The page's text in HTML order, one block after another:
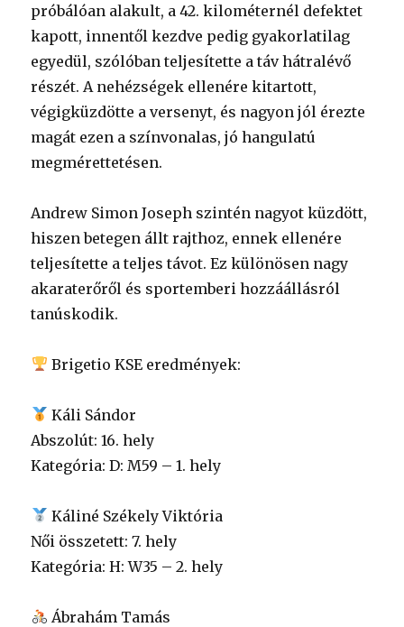
próbálóan alakult, a 42. kilométernél defektet
kapott, innentől kezdve pedig gyakorlatilag
egyedül, szólóban teljesítette a táv hátralévő
részét. A nehézségek ellenére kitartott,
végigküzdötte a versenyt, és nagyon jól érezte
magát ezen a színvonalas, jó hangulatú
megmérettetésen.
Andrew Simon Joseph szintén nagyot küzdött,
hiszen betegen állt rajthoz, ennek ellenére
teljesítette a teljes távot. Ez különösen nagy
akaraterőről és sportemberi hozzáállásról
tanúskodik.
Brigetio KSE eredmények:
Káli Sándor
Abszolút: 16. hely
Kategória: D: M59 – 1. hely
Káliné Székely Viktória
Női összetett: 7. hely
Kategória: H: W35 – 2. hely
Ábrahám Tamás